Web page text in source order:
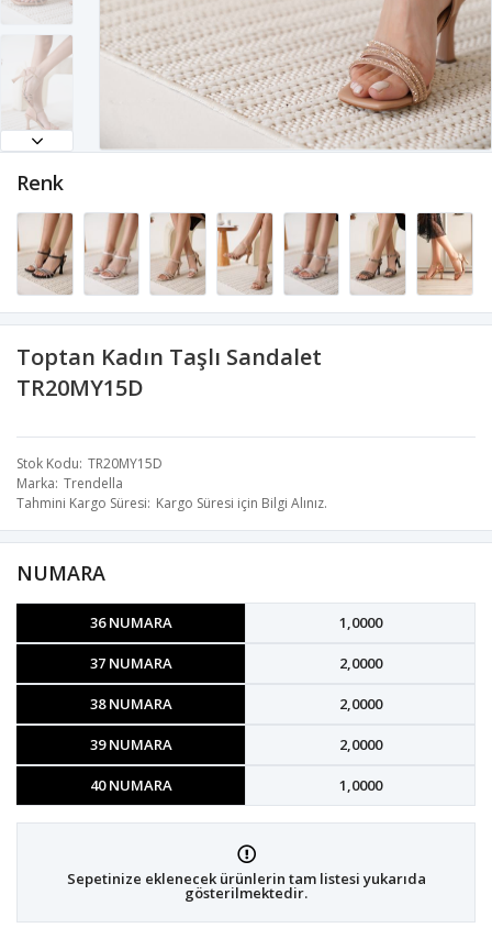
Toptan Kadın Taşlı Sandalet
TR20MY15D
Stok Kodu TR20MY15D
Marka Trendella
Tahmini Kargo Süresi Kargo Süresi için Bilgi Alınız.
Renk
NUMARA
36 NUMARA 1,0000
37 NUMARA 2,0000
38 NUMARA 2,0000
39 NUMARA 2,0000
40 NUMARA 1,0000
Sepetinize eklenecek ürünlerin tam listesi yukarıda
gösterilmektedir.